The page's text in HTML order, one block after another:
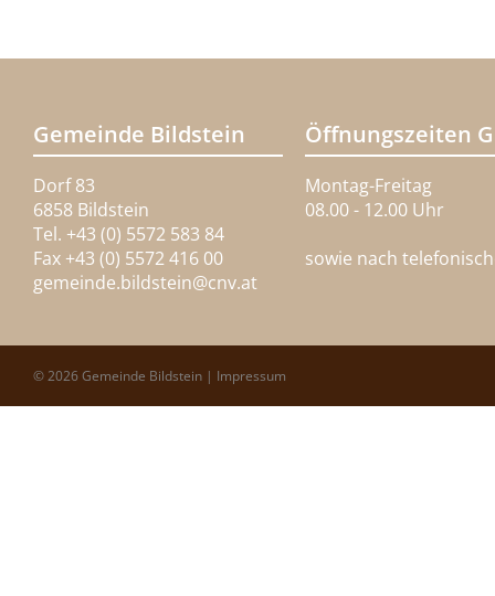
Gemeinde Bildstein
Dorf 83
6858 Bildstein
Tel. +43 (0) 5572 583 84
Fax +43 (0) 5572 416 00
gemeinde.bildstein@cnv.at
Öffnungszeiten
Montag-Freitag
08.00 - 12.00 Uhr
sowie nach
© 2026 Gemeinde Bildstein | Impressum